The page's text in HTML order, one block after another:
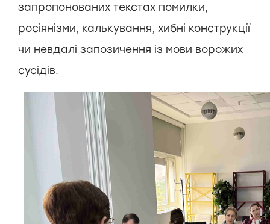
запропонованих текстах помилки,
росіянізми, калькування, хибні конструкції
чи невдалі запозичення із мови ворожих
сусідів.